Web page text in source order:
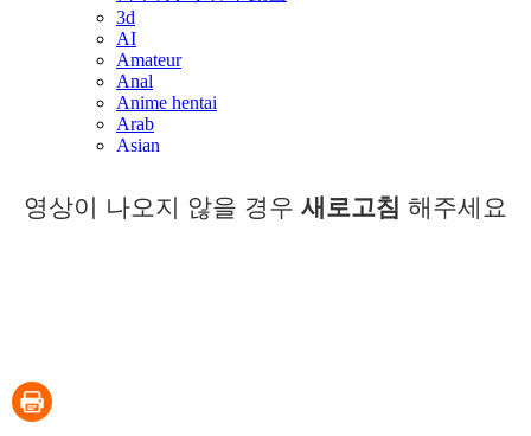
영상이 나오지 않을 경우 새로고침 해주세요